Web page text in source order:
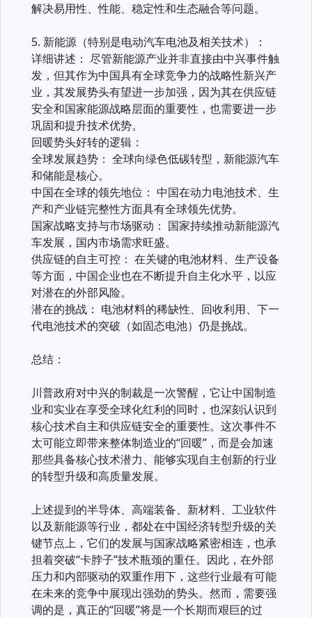
解决易用性、性能、稳定性和生态融合等问题。
5. 新能源（特别是电动汽车电池及相关技术）：
详细讲述： 尽管新能源产业并非直接由中兴事件触
发，但其作为中国具有全球竞争力的战略性新兴产
业，其发展势头有望进一步加强，因为其在供应链
安全和国家能源战略层面的重要性，也需要进一步
巩固和提升技术优势。
回暖势头好转的逻辑：
全球发展趋势： 全球向绿色低碳转型，新能源汽车
和储能是核心。
中国在全球的领先地位： 中国在动力电池技术、生
产和产业链完整性方面具有全球领先优势。
国家战略支持与市场驱动： 国家持续推动新能源汽
车发展，国内市场需求旺盛。
供应链的自主可控： 在关键的电池材料、生产设备
等方面，中国企业也在不断提升自主化水平，以应
对潜在的外部风险。
潜在的挑战： 电池材料的稀缺性、回收利用、下一
代电池技术的突破（如固态电池）仍是挑战。
总结：
川普政府对中兴的制裁是一次警醒，它让中国制造
业和实业在享受全球化红利的同时，也深刻认识到
核心技术自主和供应链安全的重要性。这次事件不
太可能立即带来整体制造业的“回暖”，而是会加速
那些具备核心技术潜力、能够实现自主创新的行业
的转型升级和高质量发展。
上述提到的半导体、高端装备、新材料、工业软件
以及新能源等行业，都处在中国经济转型升级的关
键节点上，它们的发展与国家战略紧密相连，也承
担着突破“卡脖子”技术瓶颈的重任。因此，在外部
压力和内部驱动的双重作用下，这些行业最有可能
在未来的竞争中展现出强劲的势头。然而，需要强
调的是，真正的“回暖”将是一个长期而艰巨的过